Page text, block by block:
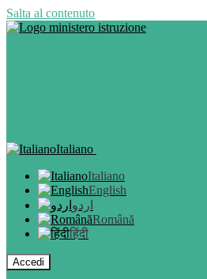
Salta al contenuto
Italiano
Italiano
English
اردو
Română
हिंदी
Accedi